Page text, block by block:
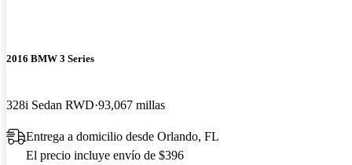
2016 BMW 3 Series
328i Sedan RWD 93,067 millas
Entrega a domicilio desde Orlando, FL
El precio incluye envío de $396